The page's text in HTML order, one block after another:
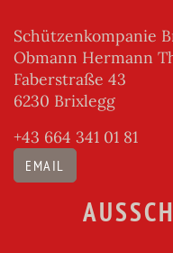
Schützenkompanie
Obmann Hermann
Faberstraße 43
6230 Brixlegg
+43 664 341 01 81
EMAIL